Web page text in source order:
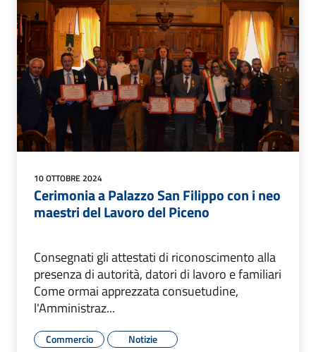
10 OTTOBRE 2024
Cerimonia a Palazzo San Filippo con i neo
maestri del Lavoro del Piceno
Consegnati gli attestati di riconoscimento alla
presenza di autorità, datori di lavoro e familiari
Come ormai apprezzata consuetudine,
l'Amministraz...
Commercio Notizie